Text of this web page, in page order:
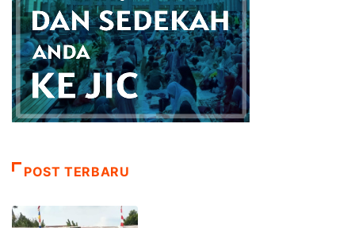
POST TERBARU